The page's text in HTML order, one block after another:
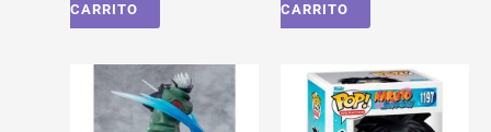
CARRITO
CARRITO